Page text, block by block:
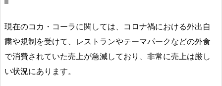
現在のコカ・コーラに関しては、コロナ禍における外出自
粛や規制を受けて、レストランやテーマパークなどの外食
で消費されていた売上が急減しており、非常に売上は厳し
い状況にあります。